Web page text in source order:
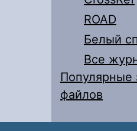
ROAD
Белый
Все
Популярные
файлов